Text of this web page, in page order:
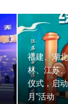
福建、湖
林、江苏
仪式，启
月”活动